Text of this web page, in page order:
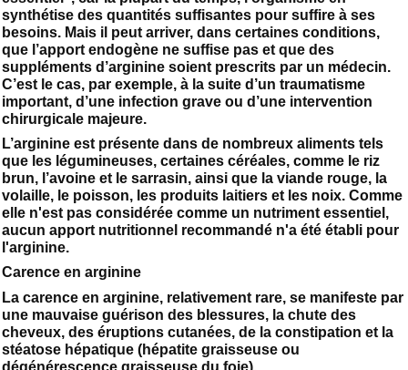
synthétise des quantités suffisantes pour suffire à ses
besoins. Mais il peut arriver, dans certaines conditions,
que l’apport endogène ne suffise pas et que des
suppléments d’arginine soient prescrits par un médecin.
C’est le cas, par exemple, à la suite d’un traumatisme
important, d’une infection grave ou d’une intervention
chirurgicale majeure.
L’arginine est présente dans de nombreux aliments tels
que les légumineuses, certaines céréales, comme le riz
brun, l’avoine et le sarrasin, ainsi que la viande rouge, la
volaille, le poisson, les produits laitiers et les noix. Comme
elle n'est pas considérée comme un nutriment essentiel,
aucun apport nutritionnel recommandé n'a été établi pour
l'arginine.
Carence en arginine
La carence en arginine, relativement rare, se manifeste par
une mauvaise guérison des blessures, la chute des
cheveux, des éruptions cutanées, de la constipation et la
stéatose hépatique (hépatite graisseuse ou
dégénérescence graisseuse du foie).